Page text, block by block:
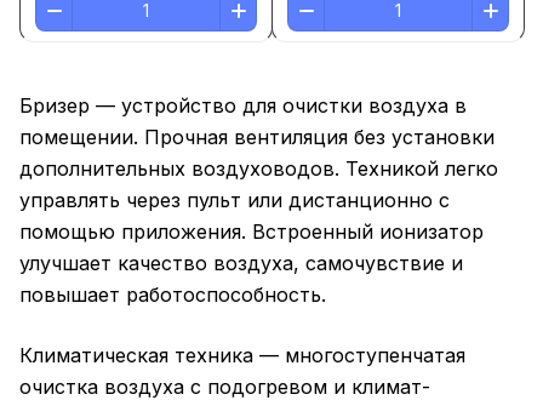
Бризер — устройство для очистки воздуха в
помещении. Прочная вентиляция без установки
дополнительных воздуховодов. Техникой легко
управлять через пульт или дистанционно с
помощью приложения. Встроенный ионизатор
улучшает качество воздуха, самочувствие и
повышает работоспособность.
Климатическая техника — многоступенчатая
очистка воздуха с подогревом и климат-